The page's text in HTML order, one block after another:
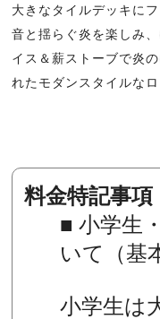
大きなタイルデッキに
音と揺らぐ炎を楽しみ
イス＆薪ストーブで炎
れたモダンスタイルな
料金特記事項
■ 小学生
いて（基
小学生は